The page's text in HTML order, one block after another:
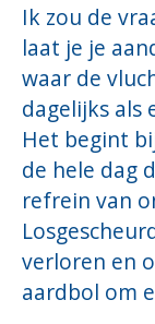
Ik zou de
laat je je
waar de
dagelijks als
Het begint
de hele dag
refrein van
verloren en
aardbol om